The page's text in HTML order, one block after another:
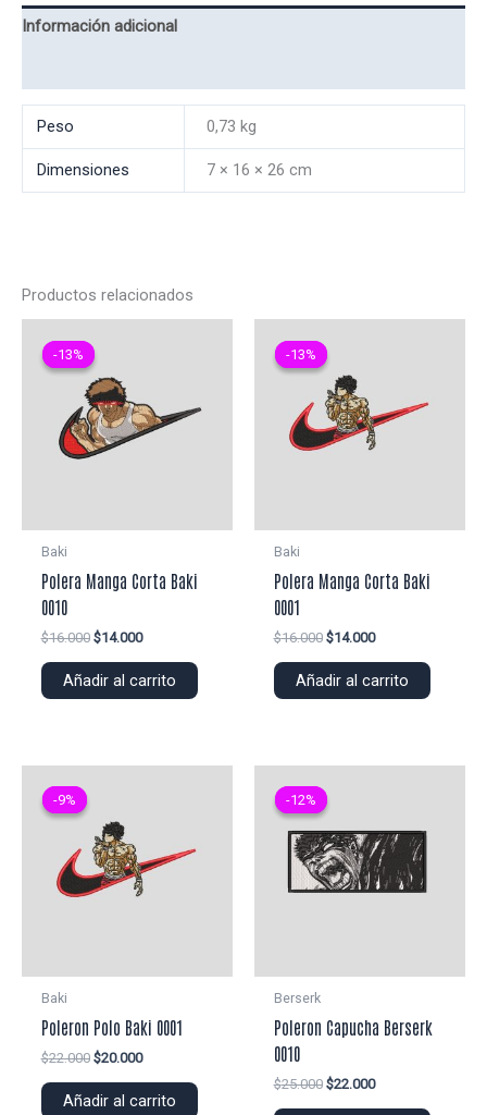
Información adicional
Peso 0,73 kg
Dimensiones 7 × 16 × 26 cm
Productos relacionados
-13%
-13%
Baki
Polera Manga Corta Baki
0010
$16.000 El
original
$14.000El
actual
Añadir al carrito
-13%
-13%
Baki
Polera Manga Corta Baki
0001
$16.000 El
original
$14.000El
actual
Añadir al carrito
-9%
-9%
Baki
Poleron Polo Baki 0001
$22.000 El
original
$20.000El
actual
Añadir al carrito
-12%
-12%
Berserk
Poleron Capucha Berserk
0010
$25.000 El
$22.000El